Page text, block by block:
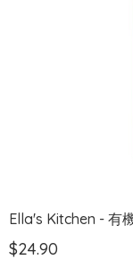
Ella's Kitchen - 有
$24.90